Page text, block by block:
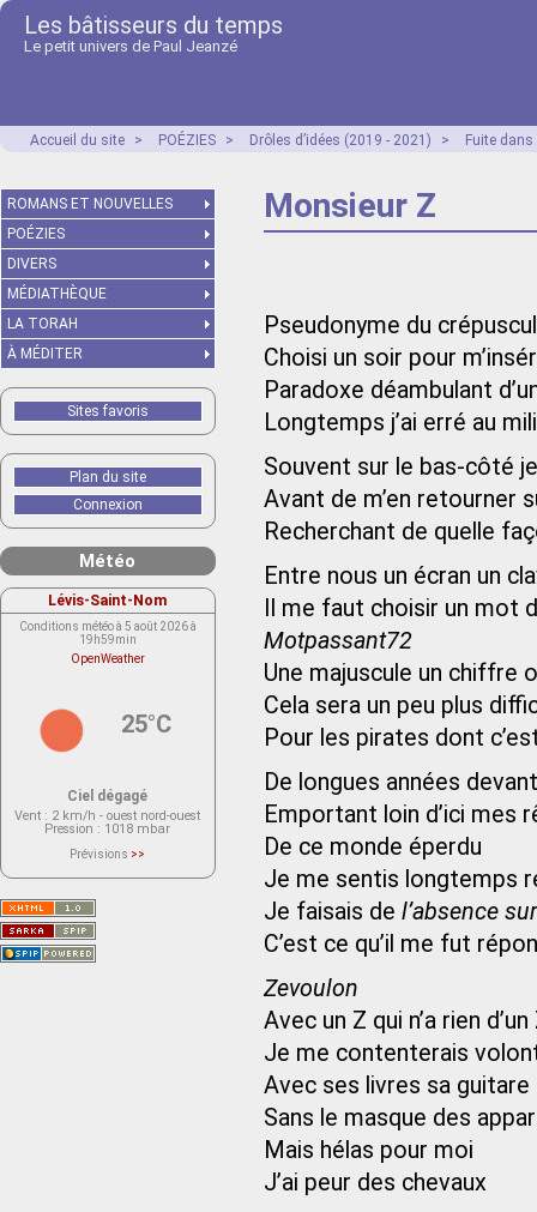
Les bâtisseurs du temps
Le petit univers de Paul Jeanzé
Accueil du site > POÉZIES > Drôles d’idées (2019 - 2021) > Fuite
Monsieur Z
Pseudonyme du
Choisi un soir pour
Paradoxe déambulant
Longtemps j’ai erré au
Souvent sur le bas-côté
Avant de m’en retourner
Recherchant de quelle
Entre nous un écran un
Il me faut choisir un mot
Motpassant72
Une majuscule un chiffre
Cela sera un peu plus
Pour les pirates dont
De longues années
Emportant loin d’ici mes
De ce monde éperdu
Je me sentis longtemps
Je faisais de l’absence
C’est ce qu’il me fut
Zevoulon
Avec un Z qui n’a rien
Je me contenterais
Avec ses livres sa
Sans le masque des
Mais hélas pour moi
J’ai peur des chevaux
ROMANS ET NOUVELLES
POÉZIES
DIVERS
MÉDIATHÈQUE
LA TORAH
À MÉDITER
Sites favoris
Plan du site
Connexion
Météo
Lévis-Saint-Nom
Conditions météo à 5 août 2026 à
19h59min
OpenWeather
25°C
Ciel dégagé
Vent : 2 km/h - ouest nord-ouest
Pression : 1018 mbar
Prévisions >>
actuellement aucune prévision
Saint-Nom.
Veuillez consulter le message du
service ci-dessous.
(401 - Invalid API key. Please see
https://openweathermap.org/faq#error401